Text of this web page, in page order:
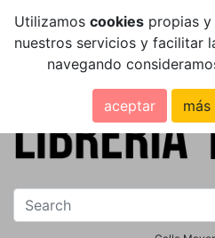
Utilizamos cookies propias
nuestros servicios y facilitar
navegando
aceptar